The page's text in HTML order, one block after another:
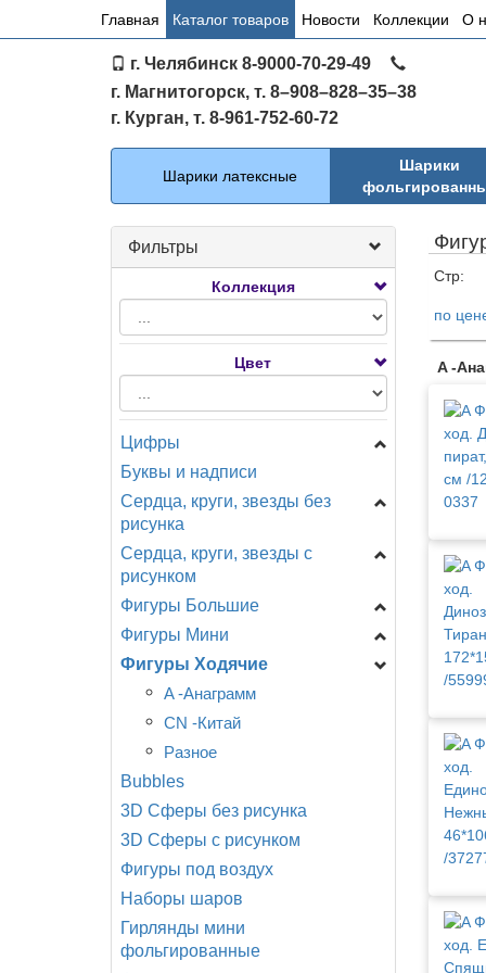
Основное
Главная Каталог товаров Новости Коллекции О
г. Челябинск 8-9000-70-29-49
г. Магнитогорск, т. 8–908–828–35–38
г. Курган, т. 8-961-752-60-72
Каталог
Шарики латексные
Шарики
Фильтры
Коллекция
Цвет
Цифры
Цифры Мини
Цифры на подставке
A - Анаграмм (США)
AG - Agura
(ИСПАНИЯ)
CTI - США
GR - Италия
CN - Китай
Разное
Буквы и надписи
Сердца, круги, звезды без
рисунка
Звезды
Сердца
Круги
Специальные
Сердца, круги, звезды с
рисунком
День Рождения
Новорождённым
Разное
Любовь, свадьба.
Детская тематика,
мультфильмы.
События, праздники.
Смайлы, улыбки.
Поздравляю!
Фигуры Большие
Головы
Девочки, мальчики...
День рождения
Еда, напитки
Животные
Любовь, свадьба
Морские обитатели
Мультфильмы, сказки ...
Новорождённые
Птицы, насекомые
Разное
Растения
Фигуры Мини
Shake, шар с ручкой
Головы
Девочки, мальчики
Динозавры, драконы
Еда, напитки
Животные
Мультфильмы
Новорожденные
Подводный мир
Птицы, бабочки,
насекомые
Фигуры Ходячие
A -Анаграмм
CN -Китай
Разное
Bubbles
3D Сферы без рисунка
3D Сферы с рисунком
Фигуры под воздух
Наборы шаров
Гирлянды мини
фольгированные
Стр:
по
A -